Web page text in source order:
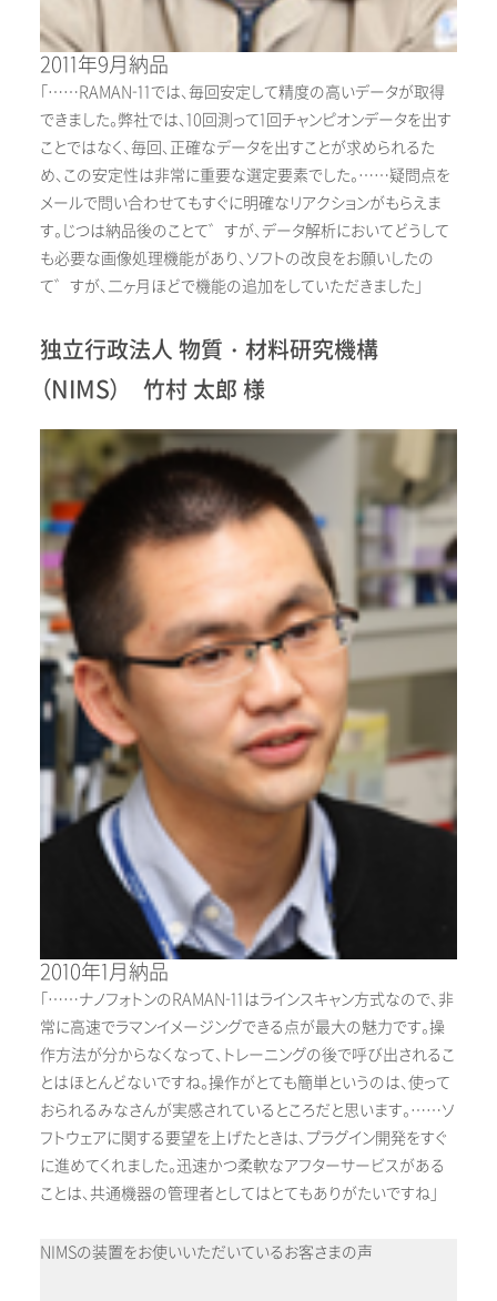
2011年9月納品
「……RAMAN-11では、毎回安定して精度の高いデータが取得
できました。弊社では、10回測って1回チャンピオンデータを出す
ことではなく、毎回、正確なデータを出すことが求められるた
め、この安定性は非常に重要な選定要素でした。……疑問点を
メールで問い合わせてもすぐに明確なリアクションがもらえま
す。じつは納品後のことて゛すが、データ解析においてどうして
も必要な画像処理機能があり、ソフトの改良をお願いしたの
て゛すが、二ヶ月ほどで機能の追加をしていただきました」
独立行政法人 物質・材料研究機構
（NIMS） 竹村 太郎 様
2010年1月納品
「……ナノフォトンのRAMAN-11はラインスキャン方式なので、非
常に高速でラマンイメージングできる点が最大の魅力です。操
作方法が分からなくなって、トレーニングの後で呼び出されるこ
とはほとんどないですね。操作がとても簡単というのは、使って
おられるみなさんが実感されているところだと思います。……ソ
フトウェアに関する要望を上げたときは、プラグイン開発をすぐ
に進めてくれました。迅速かつ柔軟なアフターサービスがある
ことは、共通機器の管理者としてはとてもありがたいですね」
NIMSの装置をお使いいただいているお客さまの声